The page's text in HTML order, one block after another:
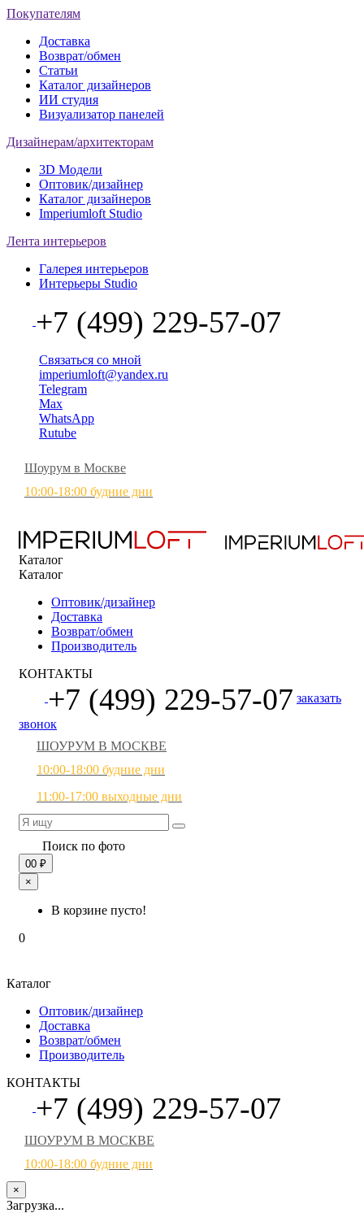
Покупателям
Доставка
Возврат/обмен
Статьи
Каталог дизайнеров
ИИ студия
Визуализатор панелей
Дизайнерам/архитекторам
3D Модели
Оптовик/дизайнер
Каталог дизайнеров
Imperiumloft Studio
Лента интерьеров
Галерея интерьеров
Интерьеры Studio
+7 (499) 229-57-07
Связаться со мной
imperiumloft@yandex.ru
Telegram
Max
WhatsApp
Rutube
Шоурум в Москве
10:00-18:00 будние дни
Каталог
Каталог
Оптовик/дизайнер
Доставка
Возврат/обмен
Производитель
КОНТАКТЫ
+7 (499) 229-57-07 заказать
звонок
ШОУРУМ В МОСКВЕ
10:00-18:00 будние дни
11:00-17:00 выходные дни
Поиск по фото
00 ₽
×
В корзине пусто!
0
Каталог
Оптовик/дизайнер
Доставка
Возврат/обмен
Производитель
КОНТАКТЫ
+7 (499) 229-57-07
ШОУРУМ В МОСКВЕ
10:00-18:00 будние дни
×
Загрузка...